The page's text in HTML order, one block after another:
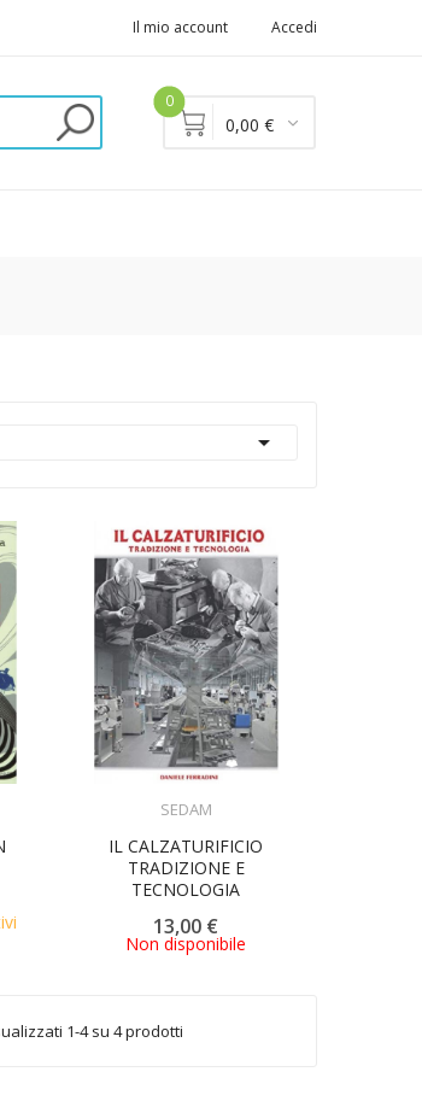
Il mio account Accedi
0
0,00 €

SEDAM
IL CALZATURIFICIO
TRADIZIONE E
TECNOLOGIA
13,00 €
Non disponibile
ACQUISTA
1-4 su 4 prodotti